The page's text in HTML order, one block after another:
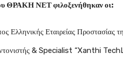
ΘΡΑΚΗ ΝΕΤ φιλοξενήθηκαν οι:
Ελληνικής Εταιρείας Προστασίας
& Specialist “Xanthi